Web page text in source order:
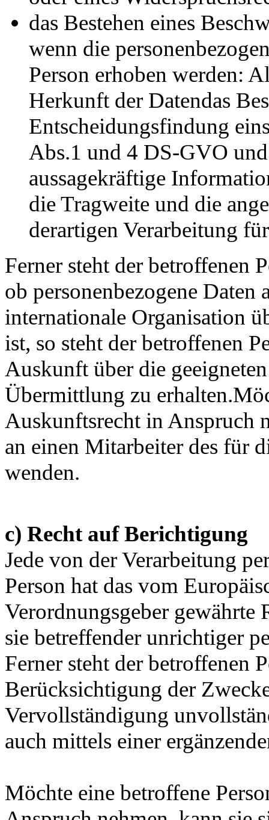
das Bestehen eines
wenn die
Person erhoben werden:
Herkunft der Datendas
Entscheidungsfindung
Abs.1 und 4 DS-GVO
aussagekräftige
die Tragweite und die
derartigen Verarbeitung
Ferner steht der betroffenen
ob personenbezogene
internationale Organisation
ist, so steht der betroffenen
Auskunft über die
Übermittlung zu
Auskunftsrecht in Anspruch
an einen Mitarbeiter des für
wenden.
c) Recht auf Berichtigung
Jede von der Verarbeitung
Person hat das vom
Verordnungsgeber
sie betreffender unrichtiger
Ferner steht der betroffenen
Berücksichtigung der
Vervollständigung
auch mittels einer
Möchte eine betroffene